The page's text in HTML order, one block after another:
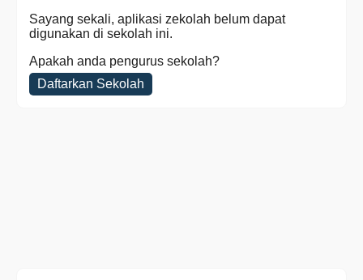
Sayang sekali, aplikasi zekolah belum dapat
digunakan di sekolah ini.
Apakah anda pengurus sekolah?
Daftarkan Sekolah